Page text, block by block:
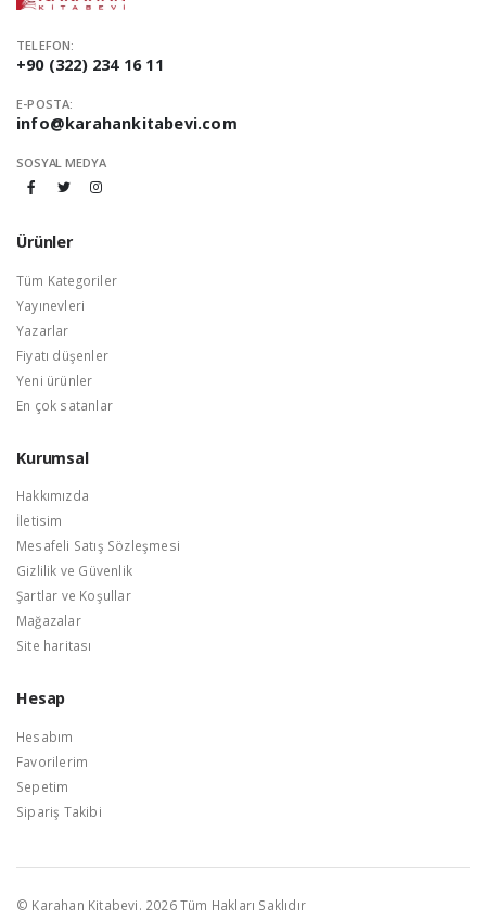
TELEFON:
+90 (322) 234 16 11
E-POSTA:
info@karahankitabevi.com
SOSYAL MEDYA
Ürünler
Tüm Kategoriler
Yayınevleri
Yazarlar
Fiyatı düşenler
Yeni ürünler
En çok satanlar
Kurumsal
Hakkımızda
İletisim
Mesafeli Satış Sözleşmesi
Gizlilik ve Güvenlik
Şartlar ve Koşullar
Mağazalar
Site haritası
Hesap
Hesabım
Favorilerim
Sepetim
Sipariş Takibi
© Karahan Kitabevi. 2026 Tüm Hakları Saklıdır